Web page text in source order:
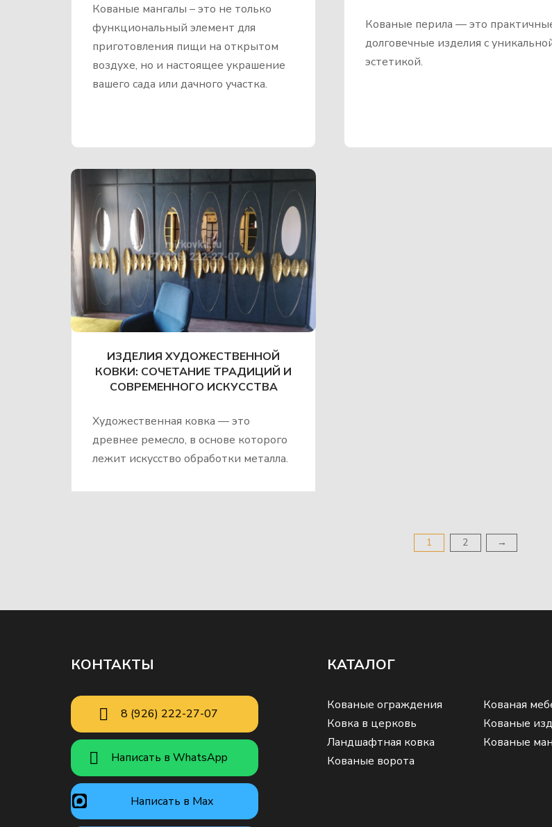
Кованые мангалы – это не только
функциональный элемент для
приготовления пищи на открытом
воздухе, но и настоящее украшение
вашего сада или дачного участка.
Кованые перила — это
долговечные изделия с
эстетикой.
ИЗДЕЛИЯ ХУДОЖЕСТВЕННОЙ
КОВКИ: СОЧЕТАНИЕ ТРАДИЦИЙ И
СОВРЕМЕННОГО ИСКУССТВА
Художественная ковка — это
древнее ремесло, в основе которого
лежит искусство обработки металла.
1 2 →
КОНТАКТЫ
8 (926) 222-27-07
Написать в WhatsApp
Написать в Max
КАТАЛОГ
Кованые ограждения
Ковка в церковь
Ландшафтная ковка
Кованые ворота
Кованая
Кованые
Кованые